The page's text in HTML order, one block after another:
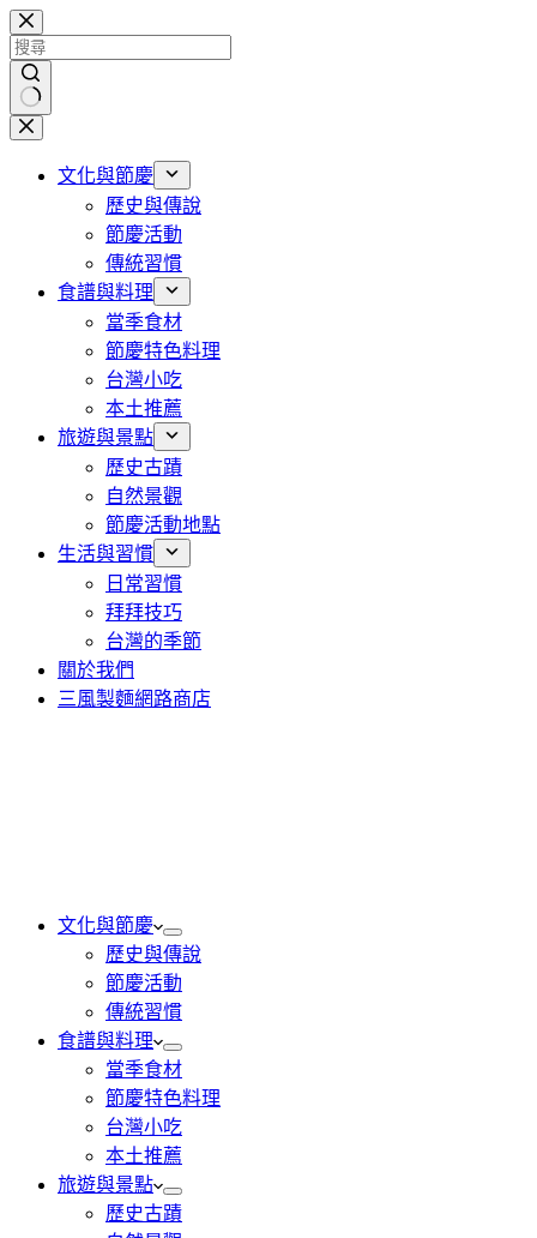
跳
至
主
要
內
找
文化與節慶
歷史與傳說
節慶活動
傳統習慣
食譜與料理
當季食材
節慶特色料理
台灣小吃
本土推薦
旅遊與景點
歷史古蹟
自然景觀
節慶活動地點
生活與習慣
日常習慣
拜拜技巧
台灣的季節
關於我們
三風製麵網路商店
文化與節慶
歷史與傳說
節慶活動
傳統習慣
食譜與料理
當季食材
節慶特色料理
台灣小吃
本土推薦
旅遊與景點
歷史古蹟